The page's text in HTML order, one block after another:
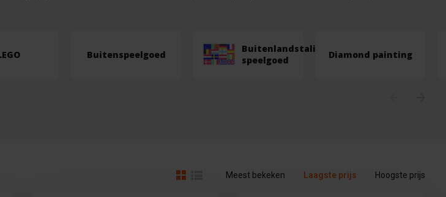
Buitenspeelgoed
Buitenlandstalig
speelgoed
Diamond painting
Meest bekeken Laagste prijs Hoogste prijs